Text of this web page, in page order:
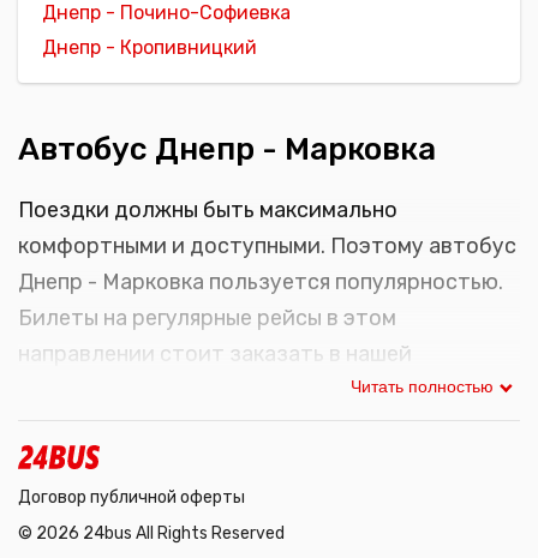
Днепр - Почино-Софиевка
Днепр - Кропивницкий
Автобус Днепр - Марковка
Поездки должны быть максимально
комфортными и доступными. Поэтому автобус
Днепр - Марковка пользуется популярностью.
Билеты на регулярные рейсы в этом
направлении стоит заказать в нашей
компании. Выбирайте качественные
пассажирские перевозки с 24Bus.
Расписание автобусов Днепр -
Марковка
Читать полностью
Договор публичной оферты
© 2026 24bus All Rights Reserved